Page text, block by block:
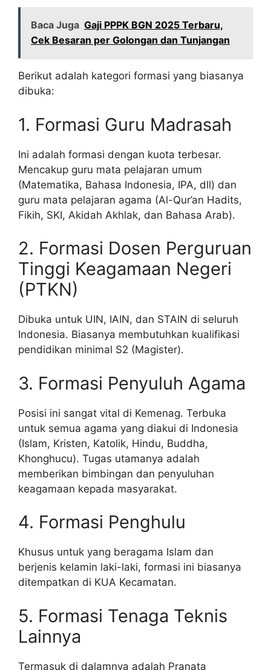
Baca Juga Gaji PPPK BGN 2025 Terbaru,
Cek Besaran per Golongan dan Tunjangan
Berikut adalah kategori formasi yang biasanya
dibuka:
1. Formasi Guru Madrasah
Ini adalah formasi dengan kuota terbesar.
Mencakup guru mata pelajaran umum
(Matematika, Bahasa Indonesia, IPA, dll) dan
guru mata pelajaran agama (Al-Qur’an Hadits,
Fikih, SKI, Akidah Akhlak, dan Bahasa Arab).
2. Formasi Dosen Perguruan
Tinggi Keagamaan Negeri
(PTKN)
Dibuka untuk UIN, IAIN, dan STAIN di seluruh
Indonesia. Biasanya membutuhkan kualifikasi
pendidikan minimal S2 (Magister).
3. Formasi Penyuluh Agama
Posisi ini sangat vital di Kemenag. Terbuka
untuk semua agama yang diakui di Indonesia
(Islam, Kristen, Katolik, Hindu, Buddha,
Khonghucu). Tugas utamanya adalah
memberikan bimbingan dan penyuluhan
keagamaan kepada masyarakat.
4. Formasi Penghulu
Khusus untuk yang beragama Islam dan
berjenis kelamin laki-laki, formasi ini biasanya
ditempatkan di KUA Kecamatan.
5. Formasi Tenaga Teknis
Lainnya
Termasuk di dalamnya adalah Pranata